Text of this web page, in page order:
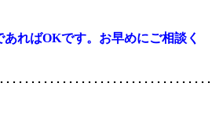
ればOKです。お早めにご相談く
････････････････････････････････